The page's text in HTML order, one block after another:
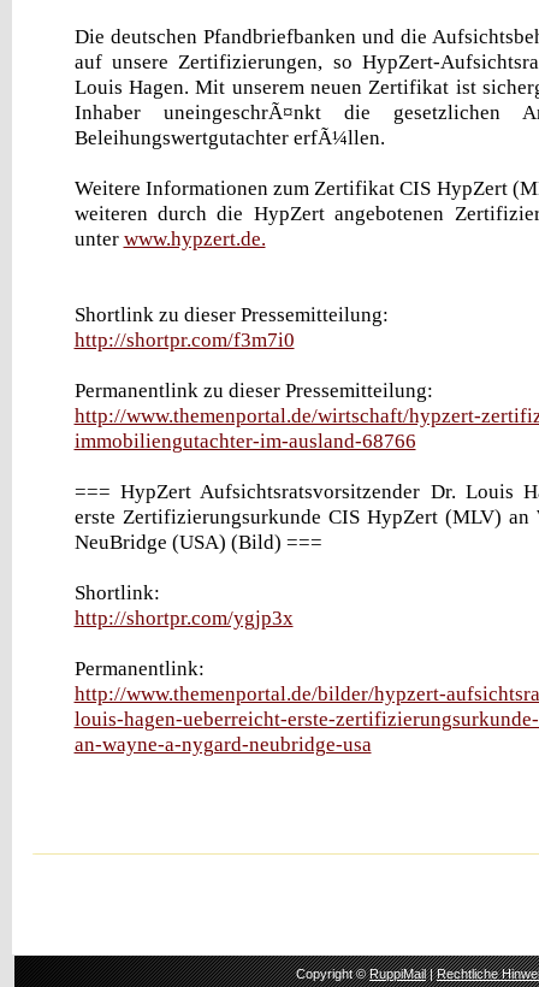
Die deutschen Pfandbriefbanken und die
auf unsere Zertifizierungen, so HypZert-
Louis Hagen. Mit unserem neuen Zertifikat ist
Inhaber uneingeschrÃ¤nkt die gesetzlichen
Beleihungswertgutachter erfÃ¼llen.
Weitere Informationen zum Zertifikat CIS HypZert
weiteren durch die HypZert angebotenen
unter www.hypzert.de.
Shortlink zu dieser Pressemitteilung:
http://shortpr.com/f3m7i0
Permanentlink zu dieser Pressemitteilung:
http://www.themenportal.de/wirtschaft/hypzert-
immobiliengutachter-im-ausland-68766
=== HypZert Aufsichtsratsvorsitzender Dr. Louis
erste Zertifizierungsurkunde CIS HypZert (MLV) an
NeuBridge (USA) (Bild) ===
Shortlink:
http://shortpr.com/ygjp3x
Permanentlink:
http://www.themenportal.de/bilder/hypzert-
louis-hagen-ueberreicht-erste-
an-wayne-a-nygard-neubridge-usa
Copyright ©RuppiMail|Rechtliche